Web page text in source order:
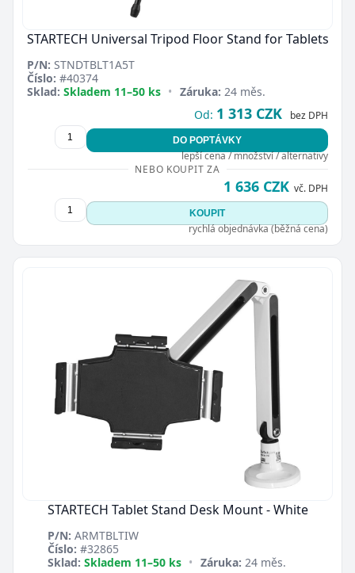
STARTECH Universal Tripod Floor Stand for Tablets
P/N: STNDTBLT1A5T
Číslo: #40374
Sklad: Skladem 11–50 ks • Záruka: 24 měs.
Od: 1 313 CZK bez DPH
DO POPTÁVKY
lepší cena / množství / alternativy
NEBO KOUPIT ZA
1 636 CZK vč. DPH
KOUPIT
rychlá objednávka (běžná cena)
STARTECH Tablet Stand Desk Mount - White
P/N: ARMTBLTIW
Číslo: #32865
Sklad: Skladem 11–50 ks • Záruka: 24 měs.